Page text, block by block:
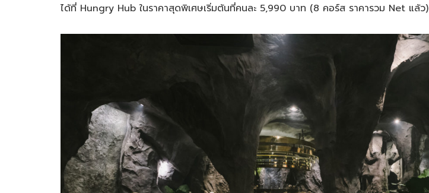
ได้ที่ Hungry Hub ในราคาสุดพิเศษเริ่มต้นที่คนละ 5,990 บาท (8 คอร์ส ราคารวม Net แล้ว)